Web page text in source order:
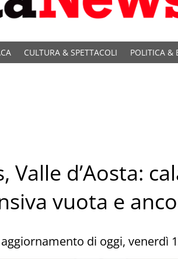
CULTURA & SPETTACOLI POLITICA &
Valle d’Aosta:
vuota e
di oggi, venerdì